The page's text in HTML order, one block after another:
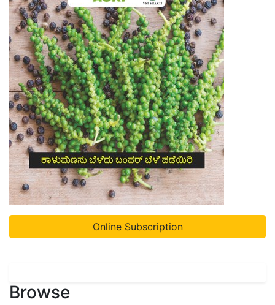
Online Subscription
Browse